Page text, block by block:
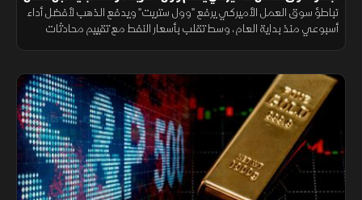
أداء منذ مطلع العام
تباطؤ سوق العمل الأميركي يرفع "وول ستريت" ويدفع الذهب لأفضل أداء
أسبوعي منذ بداية العام، وسط تقلب بأسعار النفط مع تقييم محادثات